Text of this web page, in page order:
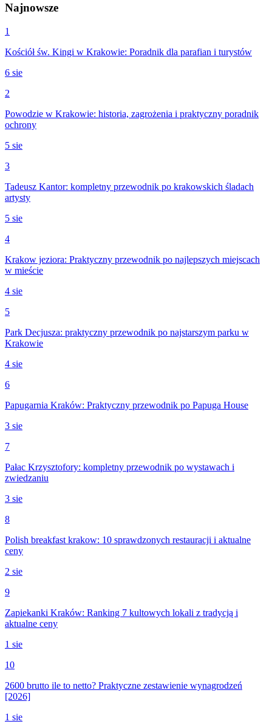
Najnowsze
1
Kościół św. Kingi w Krakowie: Poradnik dla parafian i turystów
6 sie
2
Powodzie w Krakowie: historia, zagrożenia i praktyczny poradnik
ochrony
5 sie
3
Tadeusz Kantor: kompletny przewodnik po krakowskich śladach
artysty
5 sie
4
Krakow jeziora: Praktyczny przewodnik po najlepszych miejscach
w mieście
4 sie
5
Park Decjusza: praktyczny przewodnik po najstarszym parku w
Krakowie
4 sie
6
Papugarnia Kraków: Praktyczny przewodnik po Papuga House
3 sie
7
Pałac Krzysztofory: kompletny przewodnik po wystawach i
zwiedzaniu
3 sie
8
Polish breakfast krakow: 10 sprawdzonych restauracji i aktualne
ceny
2 sie
9
Zapiekanki Kraków: Ranking 7 kultowych lokali z tradycją i
aktualne ceny
1 sie
10
2600 brutto ile to netto? Praktyczne zestawienie wynagrodzeń
[2026]
1 sie